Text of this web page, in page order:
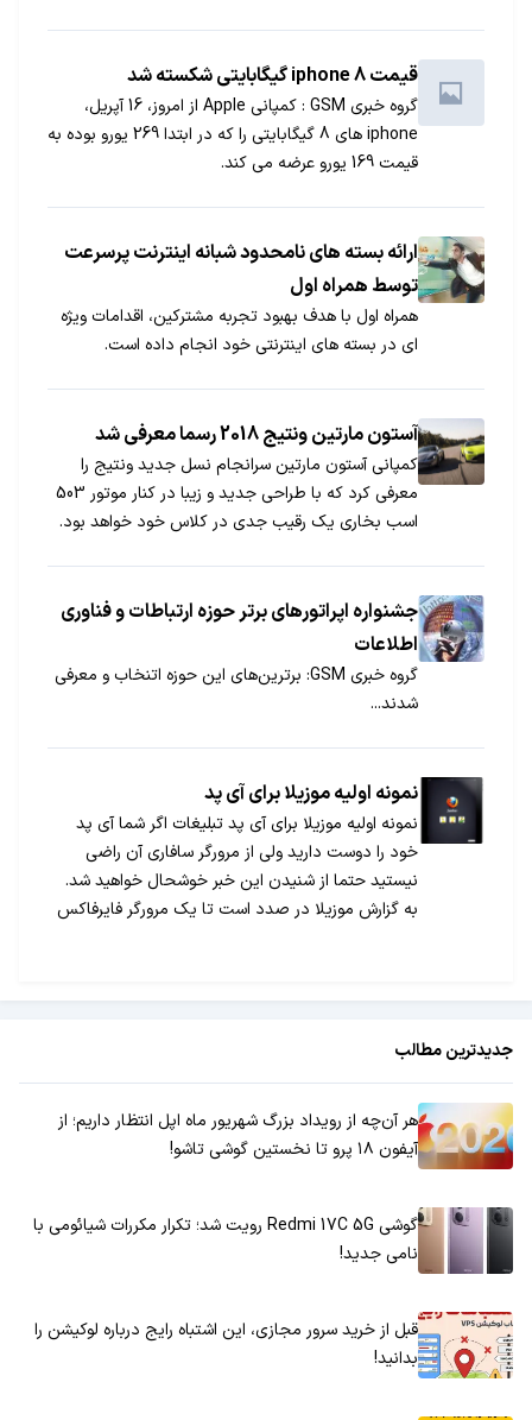
قیمت iphone 8 گیگابایتی شکسته شد
گروه خبری GSM : کمپانی Apple از امروز، 16 آپریل،
iphone های 8 گیگابایتی را که در ابتدا 269 یورو بوده به
قیمت 169 یورو عرضه می کند.
ارائه بسته های نامحدود شبانه اینترنت پرسرعت
توسط همراه اول
همراه اول با هدف بهبود تجربه مشترکین، اقدامات ویژه‌
ای در بسته‌ های اینترنتی خود انجام داده است.
آستون مارتین ونتیج 2018 رسما معرفی شد
کمپانی آستون مارتین سرانجام نسل جدید ونتیج را
معرفی کرد که با طراحی جدید و زیبا در کنار موتور 503
اسب بخاری یک رقیب جدی در کلاس خود خواهد بود.
جشنواره اپراتورهای برتر حوزه ارتباطات و فناوری
اطلاعات
گروه خبری GSM: برترین‌های این حوزه اتنخاب و معرفی
شدند...
نمونه اولیه موزیلا برای آی پد
نمونه اولیه موزیلا برای آی پد تبلیغات اگر شما آی پد
خود را دوست دارید ولی از مرورگر سافاری آن راضی
نیستید حتما از شنیدن این خبر خوشحال خواهید شد.
به گزارش موزیلا در صدد است تا یک مرورگر فایرفاکس
جدیدترین مطالب
هر آن‌چه از رویداد بزرگ شهریور ماه اپل انتظار داریم؛ از
آیفون ۱۸ پرو تا نخستین گوشی تاشو!
گوشی Redmi 17C 5G رویت شد؛ تکرار مکررات شیائومی با
نامی جدید!
قبل از خرید سرور مجازی، این اشتباه رایج درباره لوکیشن را
بدانید!